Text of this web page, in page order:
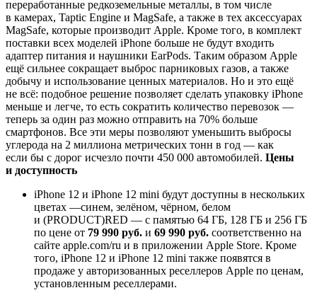
переработанные редкоземельные металлы, в том числе
в камерах, Taptic Engine и MagSafe, а также в тех аксессуарах
MagSafe, которые производит Apple. Кроме того, в комплект
поставки всех моделей iPhone больше не будут входить
адаптер питания и наушники EarPods. Таким образом Apple
ещё сильнее сокращает выброс парниковых газов, а также
добычу и использование ценных материалов. Но и это ещё
не всё: подобное решение позволяет сделать упаковку iPhone
меньше и легче, то есть сократить количество перевозок —
теперь за один раз можно отправить на 70% больше
смартфонов. Все эти меры позволяют уменьшить выбросы
углерода на 2 миллиона метрических тонн в год — как
если бы с дорог исчезло почти 450 000 автомобилей. Цены
и доступность
iPhone 12 и iPhone 12 mini будут доступны в нескольких
цветах —синем, зелёном, чёрном, белом
и (PRODUCT)RED — с памятью 64 ГБ, 128 ГБ и 256 ГБ
по цене от 79 990 руб. и 69 990 руб. соответственно на
сайте apple.com/ru и в приложении Apple Store. Кроме
того, iPhone 12 и iPhone 12 mini также появятся в
продаже у авторизованных реселлеров Apple по ценам,
установленным реселлерами.